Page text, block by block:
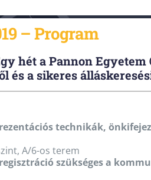
– Program
hét a Pannon
és a sikeres
technikák,
A/6-os terem
szükséges a